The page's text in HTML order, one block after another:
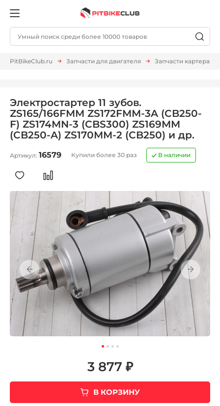
PitBikeClub.ru Запчасти для двигателя Запчасти картера
Электростартер 11 зубов.
ZS165/166FMM ZS172FMM-3A (CB250-
F) ZS174MN-3 (CBS300) ZS169MM
(CB250-A) ZS170MM-2 (CB250) и др.
Артикул: 16579 Купили более 30 раз В наличии
3 877 ₽
В КОРЗИНУ